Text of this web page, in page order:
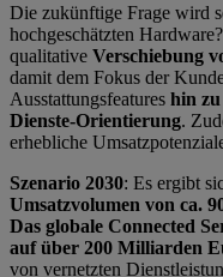
Die zukünftige Frage wird
hochgeschätzten
qualitative Verschiebung
damit dem Fokus der
Ausstattungsfeatures hin
Dienste-Orientierung.
erhebliche
Szenario 2030: Es ergibt
Umsatzvolumen von ca.
Das globale Connected
auf über 200 Milliarden
von vernetzten